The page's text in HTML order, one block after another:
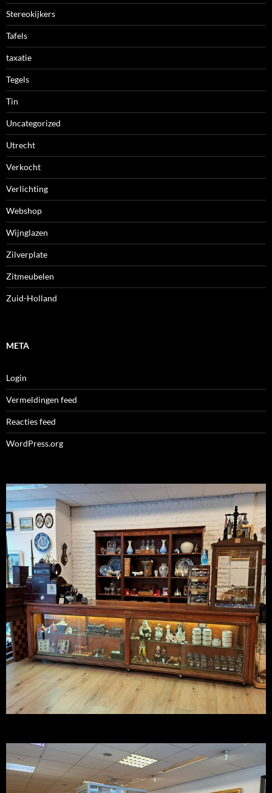
Stereokijkers
Tafels
taxatie
Tegels
Tin
Uncategorized
Utrecht
Verkocht
Verlichting
Webshop
Wijnglazen
Zilverplate
Zitmeubelen
Zuid-Holland
META
Login
Vermeldingen feed
Reacties feed
WordPress.org